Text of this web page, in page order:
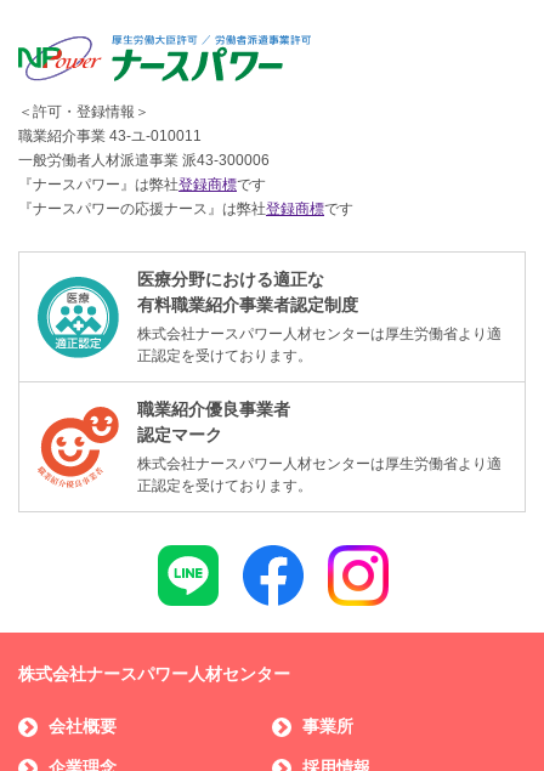
＜許可・登録情報＞
職業紹介事業 43-ユ-010011
一般労働者人材派遣事業 派43-300006
『ナースパワー』は弊社登録商標です
『ナースパワーの応援ナース』は弊社登録商標です
医療分野における適正な
有料職業紹介事業者認定制度
株式会社ナースパワー人材センターは厚生労働省より適
正認定を受けております。
職業紹介優良事業者
認定マーク
株式会社ナースパワー人材センターは厚生労働省より適
正認定を受けております。
株式会社ナースパワー人材センター
会社概要 事業所